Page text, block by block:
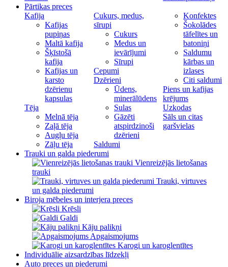
Pārtikas preces
Kafija
Kafijas
pupiņas
Maltā kafija
Šķīstošā
kafija
Kafijas un
karsto
dzērienu
kapsulas
Tēja
Melnā tēja
Zaļā tēja
Augļu tēja
Zāļu tēja
Cukurs, medus,
sīrupi
Cukurs
Medus un
ievārījumi
Sīrupi
Cepumi
Dzērieni
Ūdens,
minerālūdens
Sulas
Gāzēti
atspirdzinoši
dzērieni
Saldumi
Konfektes
Šokolādes
tāfelītes un
batoniņi
Saldumu
kārbas un
izlases
Citi saldumi
Piens un kafijas
krējums
Uzkodas
Sāls un citas
garšvielas
Trauki un galda piederumi
Vienreizējās lietošanas
trauki
Trauki, virtuves
un galda piederumi
Biroja mēbeles un interjera preces
Krēsli
Galdi
Kāju palikņi
Apgaismojums
Karogi un karoglentītes
Individuālie aizsardzības līdzekļi
Auto preces un piederumi